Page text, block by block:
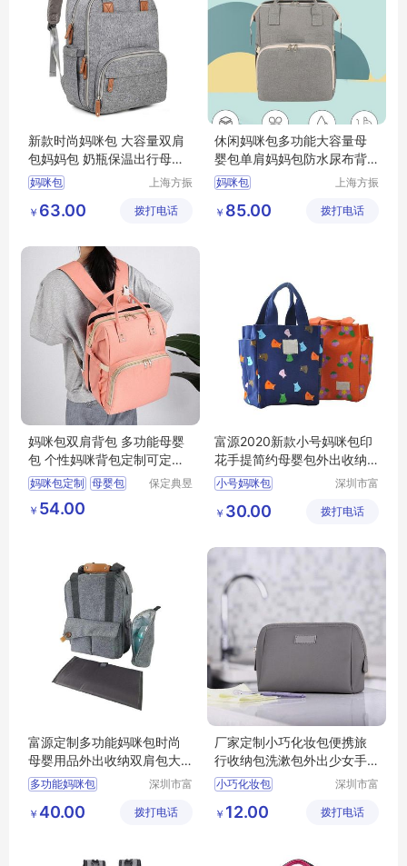
新款时尚妈咪包 大容量双肩
包妈妈包 奶瓶保温出行母婴
包
妈咪包
上海方振
有限公司
￥ 63.00 拨打电话
休闲妈咪包多功能大容量母
婴包单肩妈妈包防水尿布背
包
妈咪包
上海方振
有限公司
￥ 85.00 拨打电话
妈咪包双肩背包 多功能母婴
包 个性妈咪背包定制可定制l
ogo
妈咪包定制 母婴包
妈咪背包
妈咪包多功能
保定典昱
￥ 54.00
富源2020新款小号妈咪包印
花手提简约母婴包外出收纳
包
小号妈咪包
深圳市富
限公司
￥ 30.00 拨打电话
富源定制多功能妈咪包时尚
母婴用品外出收纳双肩包大
容量带尿片垫
多功能妈咪包
深圳市富
限公司
￥ 40.00 拨打电话
厂家定制小巧化妆包便携旅
行收纳包洗漱包外出少女手
拿包
小巧化妆包
深圳市富
限公司
￥ 12.00 拨打电话